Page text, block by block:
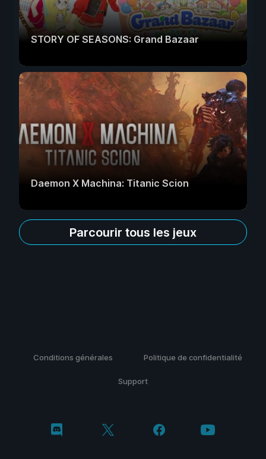
STORY OF SEASONS: Grand Bazaar
Daemon X Machina: Titanic Scion
Parcourir tous les jeux
Conditions générales Politique de confidentialité
Support